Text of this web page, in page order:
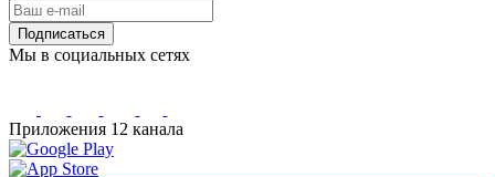
Подписаться
Мы в социальных сетях
Приложения 12 канала